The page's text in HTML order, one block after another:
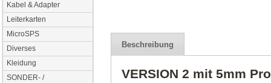
Kabel & Adapter
Leiterkarten
MicroSPS
Diverses
Kleidung
SONDER- /
Beschreibung
VERSION 2 mit 5mm